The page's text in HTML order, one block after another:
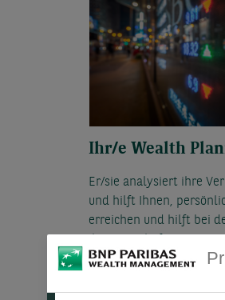
Ihr/e Wealth
Er/sie analysiert ihre
und hilft Ihnen,
erreichen und hilft bei
Generationen, während